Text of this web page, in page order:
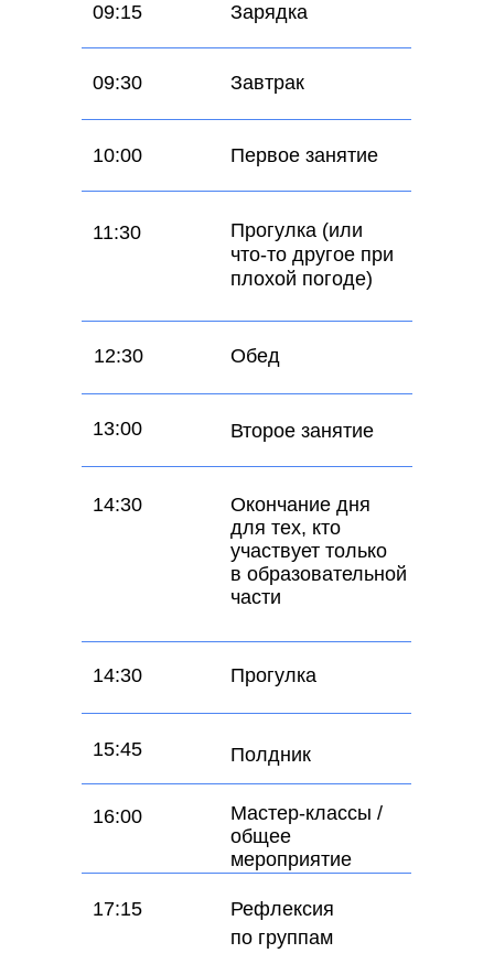
14:30
Окончание дня
для тех, кто
участвует только
в образовательной
части
17:15
Рефлексия
по группам
16:00
Мастер-классы /
общее
мероприятие
15:45 Полдник
14:30 Прогулка
11:30
Прогулка (или
что-то другое при
плохой погоде)
13:00 Второе занятие
12:30 Обед
10:00 Первое занятие
09:30 Завтрак
09:15 Зарядка